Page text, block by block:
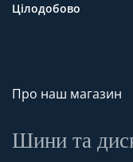
Цілодобово
Про наш магазин
Шини та